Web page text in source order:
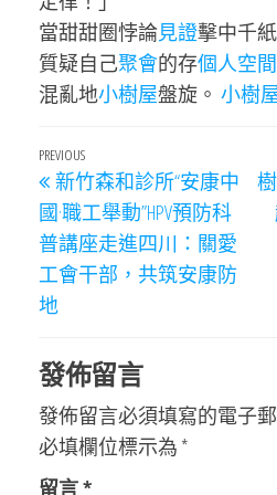
當甜甜圈悖論見證擊中千
質疑自己聚會的存個人空間
混亂地小樹屋盤旋。 小樹
文
章
導
覽
Previous
Post
PREVIOUS
新竹森和診所“安康中
國·職工舉動”HPV預防科
普講座走進四川：關愛
工會干部，共筑安康防
地
發佈留言
發佈留言必須填寫的電子
必填欄位標示為 *
留言*